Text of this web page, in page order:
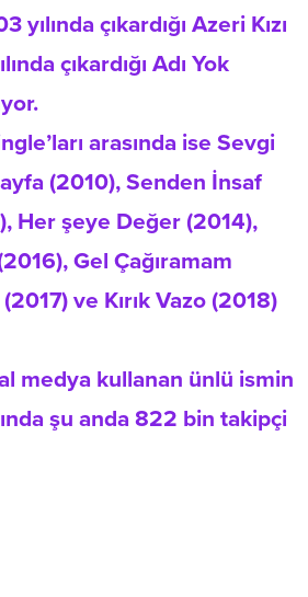
çıkardığı Azeri Kızı
çıkardığı Adı Yok
arasında ise Sevgi
(2010), Senden İnsaf
Her şeye Değer (2014),
Gel Çağıramam
ve Kırık Vazo (2018)
medya kullanan ünlü ismin
şu anda 822 bin takipçi